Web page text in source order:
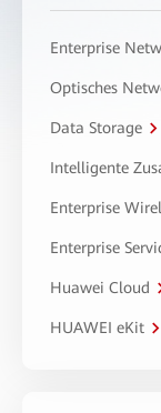
Enterprise
Optisches
Data Storage
Intelligente
Enterprise
Enterprise
Huawei Cloud
HUAWEI eKit